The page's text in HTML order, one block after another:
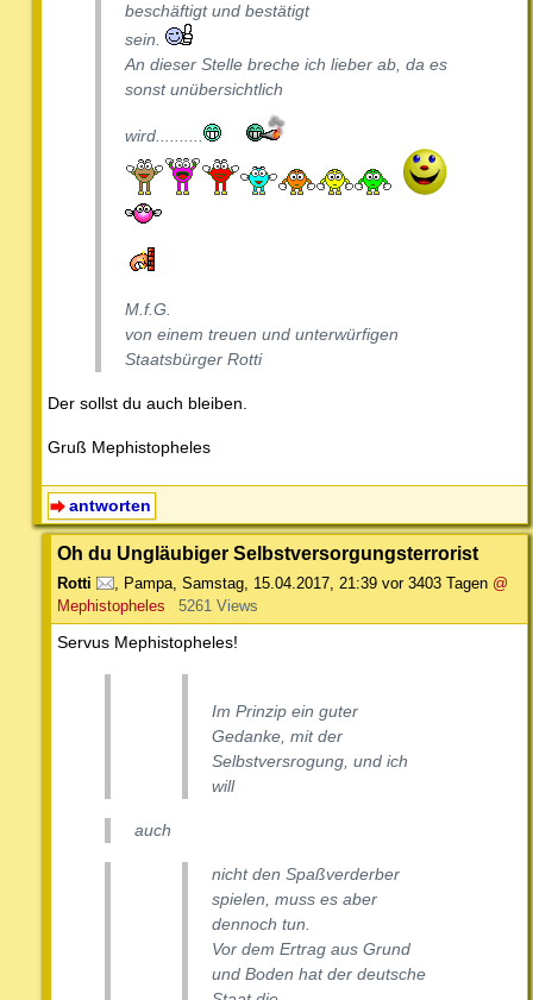
beschäftigt und bestätigt
sein.
An dieser Stelle breche ich lieber ab, da es
sonst unübersichtlich
wird..........
M.f.G.
von einem treuen und unterwürfigen
Staatsbürger Rotti
Der sollst du auch bleiben.
Gruß Mephistopheles
antworten
Oh du Ungläubiger Selbstversorgungsterrorist
Rotti , Pampa, Samstag, 15.04.2017, 21:39 vor 3403 Tagen @
Mephistopheles
5261 Views
Servus Mephistopheles!
Im Prinzip ein guter
Gedanke, mit der
Selbstversrogung, und ich
will
auch
nicht den Spaßverderber
spielen, muss es aber
dennoch tun.
Vor dem Ertrag aus Grund
und Boden hat der deutsche